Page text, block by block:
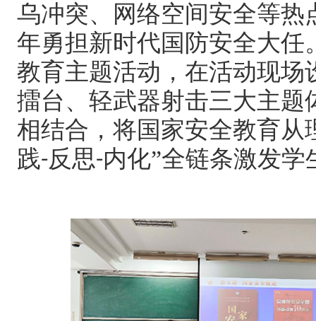
乌冲突、网络空间安全等
年勇担新时代国防安全大
教育主题活动，在活动现
擂台、轻武器射击三大主
相结合，将国家安全教育从
践-反思-内化”全链条激发学